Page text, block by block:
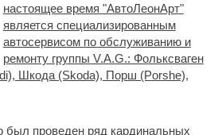
настоящее время "АвтоЛеонАрт"
является специализированным
автосервисом по обслуживанию и
ремонту группы V.A.G.: Фольксваген
Шкода (Skoda), Порш (Porshe),
был проведен ряд кардинальных